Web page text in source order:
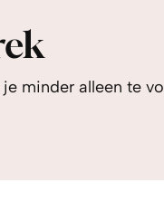
minder alleen te